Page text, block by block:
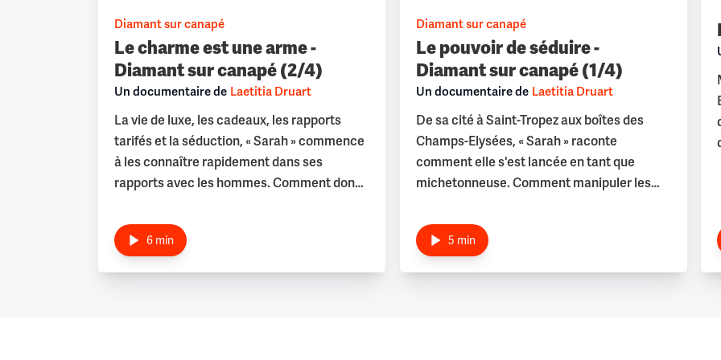
Le charme est une arme -
Diamant sur canapé (2/4)
Diamant sur canapé
Un documentaire de Laetitia Druart
La vie de luxe, les cadeaux, les rapports
tarifés et la séduction, « Sarah » commence
à les connaître rapidement dans ses
rapports avec les hommes. Comment donc
rapidement dû être « le pire [d'elle-même]
: capricieuse, très capricieuse, autoritaire,
6 min
Le pouvoir de séduire -
Diamant sur canapé (1/4)
Diamant sur canapé
Un documentaire de Laetitia Druart
De sa cité à Saint-Tropez aux boîtes des
Champs-Elysées, « Sarah » raconte
comment elle s'est lancée en tant que
michetonneuse. Comment manipuler les
séduction et la drague... Tout y est.
Diamant sur canapé
5 min